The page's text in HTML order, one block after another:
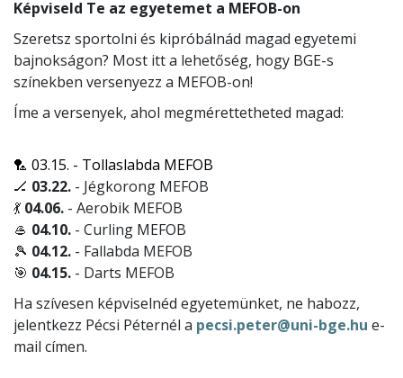
Képviseld Te az egyetemet a MEFOB-on
Szeretsz sportolni és kipróbálnád magad egyetemi
bajnokságon? Most itt a lehetőség, hogy BGE-s
színekben versenyezz a MEFOB-on!
Íme a versenyek, ahol megmérettetheted magad:
🏸 03.15. - Tollaslabda MEFOB
🏒 03.22. - Jégkorong MEFOB
💃 04.06. - Aerobik MEFOB
🥌 04.10. - Curling MEFOB
🎾 04.12. - Fallabda MEFOB
🎯 04.15. - Darts MEFOB
Ha szívesen képviselnéd egyetemünket, ne habozz,
jelentkezz Pécsi Péternél a pecsi.peter@uni-bge.hu e-
mail címen.